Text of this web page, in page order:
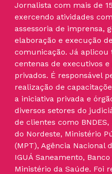
Jornalista com mais de
exercendo atividades
assessoria de imprensa,
elaboração e execução
comunicação. Já aplicou
centenas de executivos
privados. É responsável
realização de
a iniciativa privada e
diversos setores do
de clientes como
do Nordeste, Ministério
(MPT), Agência Nacional
IGUÁ Saneamento,
Ministério da Saúde. Foi